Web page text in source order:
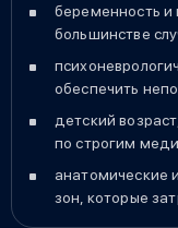
беременность и
большинстве
обеспечить
детский
по строгим
анатомические
зон, которые